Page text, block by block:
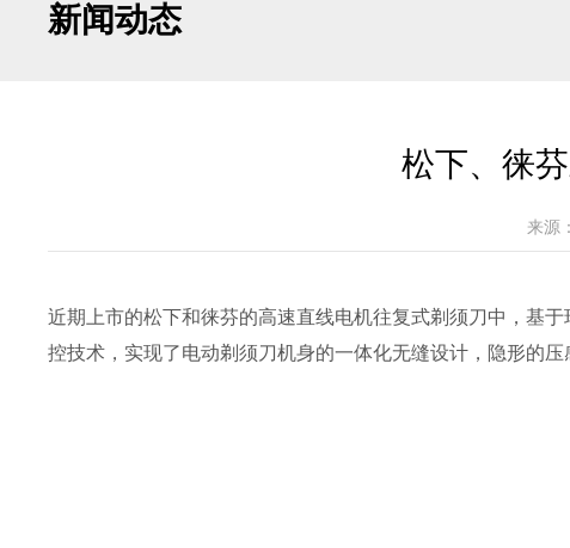
新闻动态
松下、徕
来源
近期上市的松下和徕芬的高速直线电机往复式剃须刀中，基
控技术，实现了电动剃须刀机身的一体化无缝设计，隐形的压